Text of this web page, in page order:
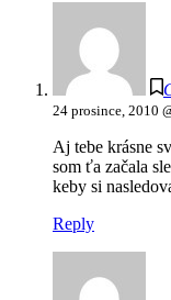
24 prosince, 2010
Aj tebe krásne
som ťa začala
keby si
Reply